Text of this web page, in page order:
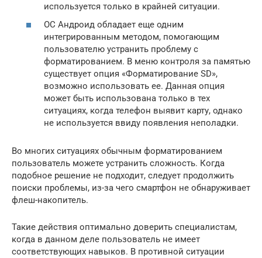
используется только в крайней ситуации.
ОС Андроид обладает еще одним
интегрированным методом, помогающим
пользователю устранить проблему с
форматированием. В меню контроля за памятью
существует опция «Форматирование SD»,
возможно использовать ее. Данная опция
может быть использована только в тех
ситуациях, когда телефон выявит карту, однако
не используется ввиду появления неполадки.
Во многих ситуациях обычным форматированием
пользователь можете устранить сложность. Когда
подобное решение не подходит, следует продолжить
поиски проблемы, из-за чего смартфон не обнаруживает
флеш-накопитель.
Такие действия оптимально доверить специалистам,
когда в данном деле пользователь не имеет
соответствующих навыков. В противной ситуации